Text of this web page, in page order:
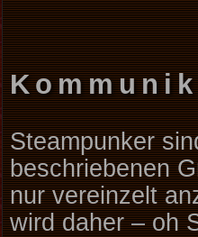
Steampunker
beschriebenen
nur vereinzelt
wird daher – oh